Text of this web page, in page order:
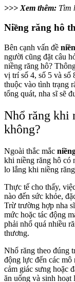
>>> Xem thêm: Tìm
Niềng răng hô
Bên cạnh vấn đề
người cũng đặt câu
niềng răng hô?
vị trí số 4, số 5 và số
thuộc vào tình trạng
tổng quát, nha sĩ sẽ
Nhổ răng khi
không?
Ngoài thắc mắc
khi niềng răng hô có
lo lắng khi niềng
Thực tế cho thấy,
nào đến sức khỏe,
Trừ trường hợp nha
mức hoặc tác động
phải nhổ quá nhiều
thương.
Nhổ răng theo đúng
động lực đến các mô
cảm giác sưng hoặc
ăn uống và sinh